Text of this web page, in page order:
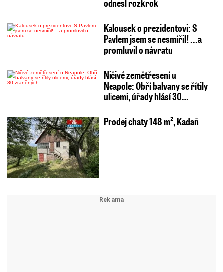
odnesl rozkrok
Kalousek o prezidentovi: S
Pavlem jsem se nesmířil! ...a
promluvil o návratu
Ničivé zemětřesení u
Neapole: Obří balvany se řítily
ulicemi, úřady hlásí 30…
Prodej chaty 148 m², Kadaň